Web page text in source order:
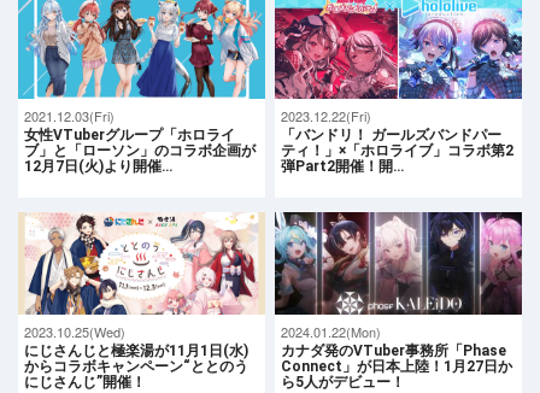
2021.12.03(Fri)
女性VTuberグループ「ホロライ
ブ」と「ローソン」のコラボ企画が
12月7日(火)より開催…
2023.12.22(Fri)
「バンドリ！ ガールズバンドパー
ティ！」×「ホロライブ」コラボ第2
弾Part2開催！開…
2023.10.25(Wed)
にじさんじと極楽湯が11月1日(水)
からコラボキャンペーン“ととのう
にじさんじ”開催！
2024.01.22(Mon)
カナダ発のVTuber事務所「Phase
Connect」が日本上陸！1月27日か
ら5人がデビュー！